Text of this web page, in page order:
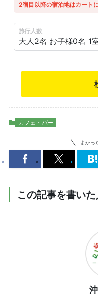
2宿目以降の宿泊地はカート
旅行人数
大人2名 お子様0名 1
カフェ・バー
よかっ
この記事を書いた